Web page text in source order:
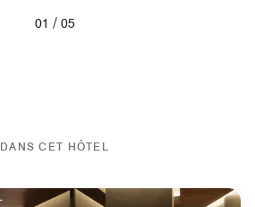
01 / 05
DANS CET HÔTEL